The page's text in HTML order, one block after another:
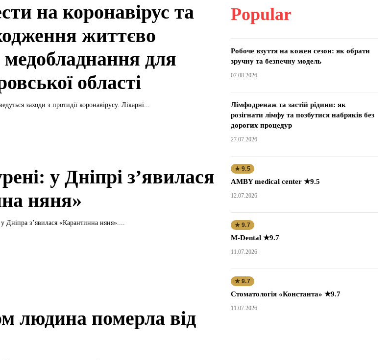
на коронавірус та
життєво
для
області
заходи з протидії коронавірусу. Лікарні...
у Дніпрі з’явилася
няня»
з’явилася «Карантинна няня»....
людина померла від
Popular
Робоче взуття на кожен сезон: як обрати
зручну та безпечну модель
07.08.2026
Лімфодренаж та застій рідини: як
розігнати лімфу та позбутися набряків без
дорогих процедур
27.07.2026
★ 9.5
AMBY medical center ★9.5
12.07.2026
★ 9.7
M-Dental ★9.7
11.07.2026
★ 9.7
Стоматологія «Константа» ★9.7
11.07.2026